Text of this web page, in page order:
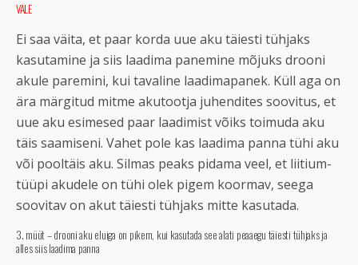
VALE
Ei saa väita, et paar korda uue aku täiesti tühjaks
kasutamine ja siis laadima panemine mõjuks drooni
akule paremini, kui tavaline laadimapanek. Küll aga on
ära märgitud mitme akutootja juhendites soovitus, et
uue aku esimesed paar laadimist võiks toimuda aku
täis saamiseni. Vahet pole kas laadima panna tühi aku
või pooltäis aku. Silmas peaks pidama veel, et liitium-
tüüpi akudele on tühi olek pigem koormav, seega
soovitav on akut täiesti tühjaks mitte kasutada.
3. müüt – drooni aku eluiga on pikem, kui kasutada see alati peaaegu täiesti tühjaks ja
alles siis laadima panna